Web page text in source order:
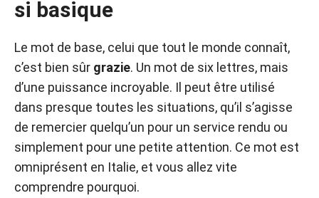
si basique
Le mot de base, celui que tout le monde connaît,
c’est bien sûr grazie. Un mot de six lettres, mais
d’une puissance incroyable. Il peut être utilisé
dans presque toutes les situations, qu’il s’agisse
de remercier quelqu’un pour un service rendu ou
simplement pour une petite attention. Ce mot est
omniprésent en Italie, et vous allez vite
comprendre pourquoi.